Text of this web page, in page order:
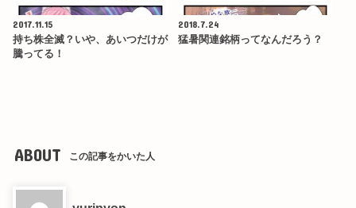
2017.11.15
持ち株全滅？いや、あいつだけが
騰ってる！
2018.7.24
猛暑関連銘柄ってなんだろう？
ABOUT この記事をかいた人